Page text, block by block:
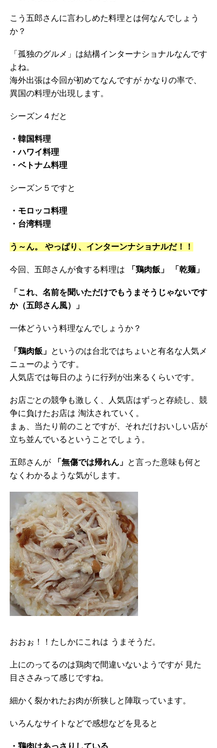
こう五郎さんに言わしめた料理とは何なんでしょう
か？
「孤独のグルメ」は結構インターナショナルなんです
よね。
海外出張は今回が初めてなんですが かなりの率で、
異国の料理が出現します。
シーズン４だと
・韓国料理
・ハワイ料理
・ベトナム料理
シーズン５ですと
・モロッコ料理
・台湾料理
う～ん。 やっぱり、インターンナショナルだ！！
今回、五郎さんが食する料理は 「鶏肉飯」 「乾麺」
「これ、名前を聞いただけでもうまそうじゃないです
か（五郎さん風）」
一体どういう料理なんでしょうか？
「鶏肉飯」
というのは台北ではちょいと有名な人気メ
ニューのようです。
人気店では毎日のように行列が出来るくらいです。
お店ごとの競争も激しく、人気店はずっと存続し、競
争に負けたお店は 淘汰されていく。
まぁ、当たり前のことですが、それだけおいしい店が
立ち並んでいるということでしょう。
五郎さんが 「無傷では帰れん」
と言った意味も何と
なくわかるような気がします。
おおぉ！！たしかにこれは うまそうだ。
上にのってるのは鶏肉で間違いないようですが 見た
目ささみって感じですね。
細かく裂かれたお肉が所狭しと陣取っています。
いろんなサイトなどで感想などを見ると